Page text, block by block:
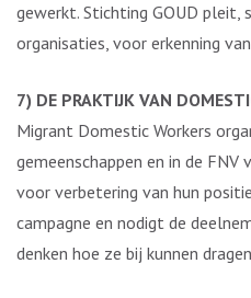
gewerkt. Stichting GOUD pleit,
organisaties, voor erkenning
7) DE PRAKTIJK VAN
Migrant Domestic Workers
gemeenschappen en in de FNV
voor verbetering van hun
campagne en nodigt de
denken hoe ze bij kunnen